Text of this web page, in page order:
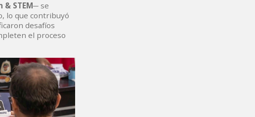
STEM─ se
lo que contribuyó
desafíos
el proceso